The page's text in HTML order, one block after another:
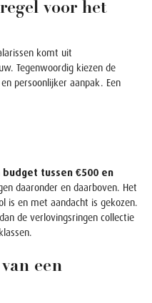
voor het
komt uit
Tegenwoordig kiezen de
persoonlijker aanpak. Een
budget tussen €500 en
daaronder en daarboven. Het
is en met aandacht is gekozen.
de verlovingsringen collectie
een